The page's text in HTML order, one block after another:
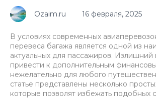
Ozaim.ru 16 февраля, 2025
В условиях современных
перевеса багажа является одной из
актуальных для пассажиров. Излишний
привести к дополнительным
нежелательно для любого
статье представлены несколько
которые позволят избежать подобных